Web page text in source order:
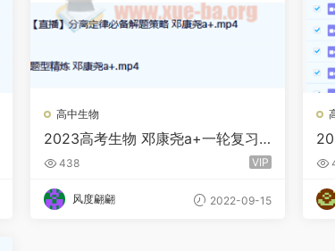
高中生物
2023高考生物 邓康尧a+一轮复习
暑假班 秋季班更新4讲
438 VIP
风度翩翩 2022-09-15
更